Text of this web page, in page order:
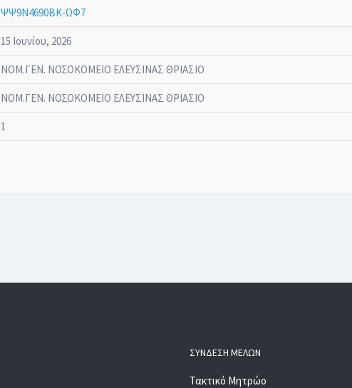
ΨΨ9Ν4690ΒΚ-ΩΦ7
15 Ιουνίου, 2026
ΝΟΜ.ΓΕΝ. ΝΟΣΟΚΟΜΕΙΟ ΕΛΕΥΣΙΝΑΣ ΘΡΙΑΣΙΟ
ΝΟΜ.ΓΕΝ. ΝΟΣΟΚΟΜΕΙΟ ΕΛΕΥΣΙΝΑΣ ΘΡΙΑΣΙΟ
1
ΣΎΝΔΕΣΗ ΜΕΛΏΝ
Τακτικό Μητρώο